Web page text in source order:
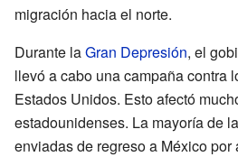
migración hacia el norte.
Durante laGran Depresión, el
llevó a cabo una campaña contra
Estados Unidos. Esto afectó
estadounidenses. La mayoría de
enviadas de regreso a México